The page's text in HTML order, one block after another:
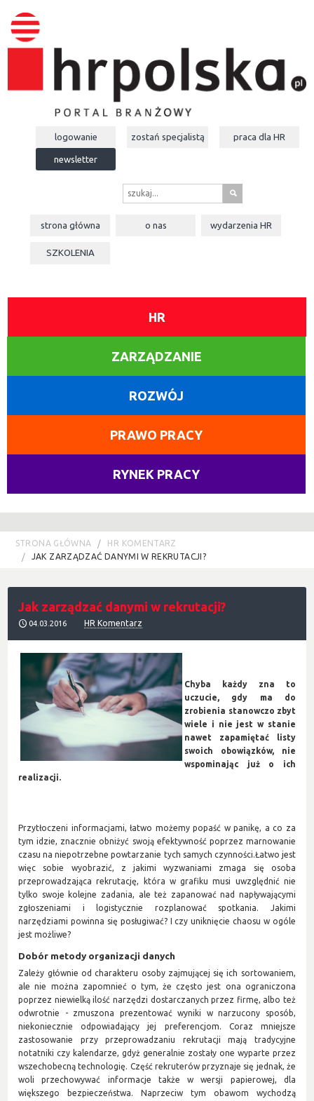
logowanie zostań specjalistą praca dla HR
newsletter
s
strona główna o nas wydarzeniaHR
SZKOLENIA
HR
ZARZĄDZANIE
ROZWÓJ
PRAWO PRACY
RYNEK PRACY
STRONA GŁÓWNA
HR KOMENTARZ
JAK ZARZĄDZAĆ DANYMI W REKRUTACJI?
Jak zarządzać danymi w rekrutacji?
04.03.2016 HR Komentarz
Chyba każdy zna to
uczucie, gdy ma do
zrobienia stanowczo zbyt
wiele i nie jest w stanie
nawet zapamiętać listy
swoich obowiązków, nie
wspominając już o ich
realizacji.
Przytłoczeni informacjami, łatwo możemy popaść w panikę, a co za
tym idzie, znacznie obniżyć swoją efektywność poprzez marnowanie
czasu na niepotrzebne powtarzanie tych samych czynności.Łatwo jest
więc sobie wyobrazić, z jakimi wyzwaniami zmaga się osoba
przeprowadzająca rekrutację, która w grafiku musi uwzględnić nie
tylko swoje kolejne zadania, ale też zapanować nad napływającymi
zgłoszeniami i logistycznie rozplanować spotkania. Jakimi
narzędziami powinna się posługiwać? I czy uniknięcie chaosu w ogóle
jest możliwe?
Dobór metody organizacji danych
Zależy głównie od charakteru osoby zajmującej się ich sortowaniem,
ale nie można zapomnieć o tym, że często jest ona ograniczona
poprzez niewielką ilość narzędzi dostarczanych przez firmę, albo też
odwrotnie - zmuszona prezentować wyniki w narzucony sposób,
niekoniecznie odpowiadający jej preferencjom. Coraz mniejsze
zastosowanie przy przeprowadzaniu rekrutacji mają tradycyjne
notatniki czy kalendarze, gdyż generalnie zostały one wyparte przez
wszechobecną technologię. Część rekruterów przyznaje się jednak, że
woli przechowywać informacje także w wersji papierowej, dla
większego bezpieczeństwa. Naprzeciw tym obawom wychodzą